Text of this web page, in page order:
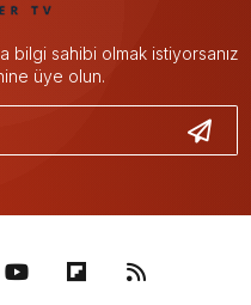
bilgi sahibi olmak istiyorsanız
üye olun.